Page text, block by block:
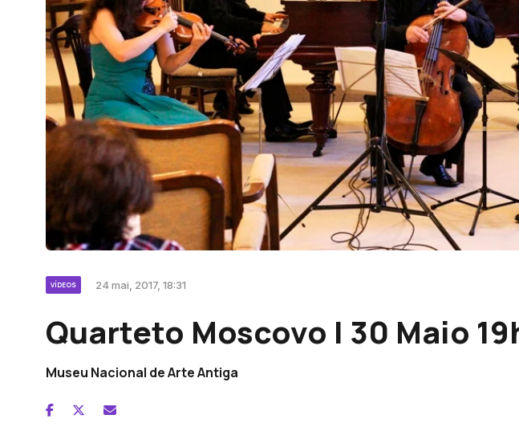
VÍDEOS 24 mai, 2017, 18:31
Quarteto Moscovo | 30 Maio
Museu Nacional de Arte Antiga